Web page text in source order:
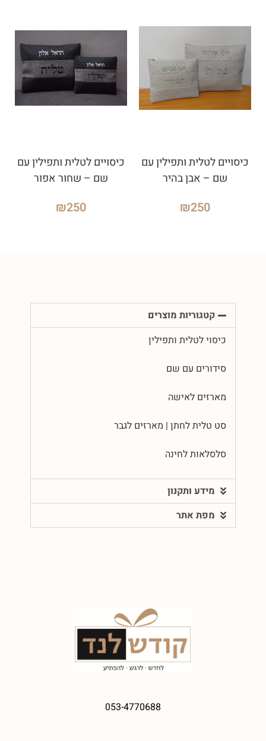
כיסויים לטלית ותפילין עם
שם – אבן בהיר
₪250
כיסויים לטלית ותפילין עם
שם – שחור אפור
₪250
קטגוריות מוצרים
כיסוי לטלית ותפילין
סידורים עם שם
מארזים לאישה
סט טלית לחתן | מארזים לגבר
סלסלאות לחינה
מידע ותקנון
מפת אתר
053-4770688